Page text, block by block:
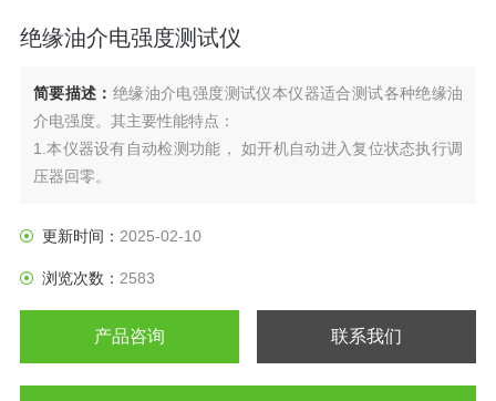
绝缘油介电强度测试仪
简要描述： 绝缘油介电强度测试仪本仪器适合测试各种绝缘油
介电强度。其主要性能特点：
1.本仪器设有自动检测功能， 如开机自动进入复位状态执行调
压器回零。
３.根据用户需求可改变测试次数、搅拌静置时间、声控光控提
更新时间： 2025-02-10
浏览次数： 2583
产品咨询 联系我们